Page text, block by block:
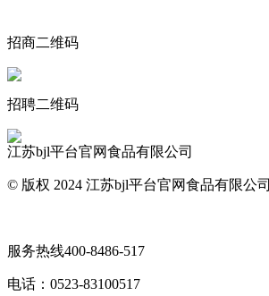
招商二维码
招聘二维码
江苏bjl平台官网食品有限公司
© 版权 2024 江苏bjl平台官网食品有限公司
服务热线400-8486-517
电话： 0523-83100517